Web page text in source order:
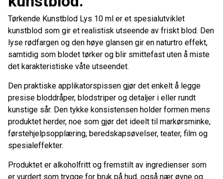
Tørkende Kunstblod Lys 10 ml er et spesialutviklet
kunstblod som gir et realistisk utseende av friskt blod. Den
lyse rødfargen og den høye glansen gir en naturtro effekt,
samtidig som blodet tørker og blir smittefast uten å miste
det karakteristiske våte utseendet.
Den praktiske applikatorspissen gjør det enkelt å legge
presise bloddråper, blodstriper og detaljer i eller rundt
kunstige sår. Den tykke konsistensen holder formen mens
produktet herder, noe som gjør det ideelt til markørsminke,
førstehjelpsopplæring, beredskapsøvelser, teater, film og
spesialeffekter.
Produktet er alkoholfritt og fremstilt av ingredienser som
er vurdert som trygge for bruk på hud, også nær øyne og